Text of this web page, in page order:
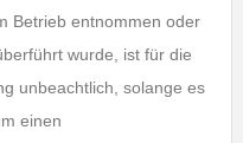
Betrieb entnommen oder
wurde, ist für die
unbeachtlich, solange es
einen